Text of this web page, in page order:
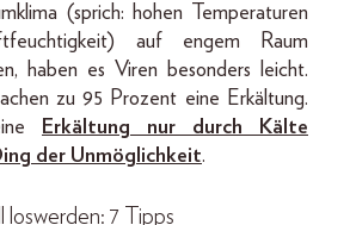
(sprich: hohen Temperaturen
auf engem Raum
haben es Viren besonders leicht.
zu 95 Prozent eine Erkältung.
Erkältung nur durch Kälte
der Unmöglichkeit.
loswerden: 7 Tipps